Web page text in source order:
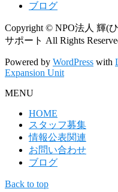
ブログ
Copyright © NPO法人 輝(
サポート All Rights
Powered by WordPress with
Expansion Unit
MENU
HOME
スタッフ募集
情報公表関連
お問い合わせ
ブログ
Back to top